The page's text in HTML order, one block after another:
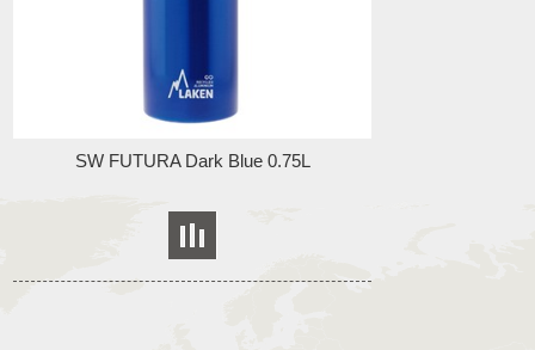
SW FUTURA Dark Blue 0.75L